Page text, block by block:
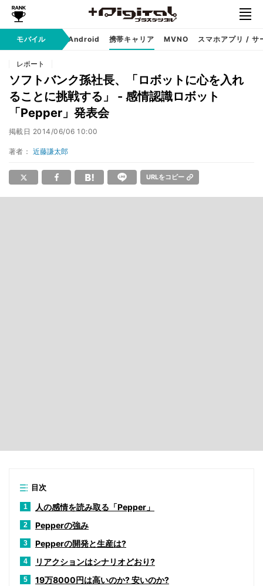
モバイル
iPhone Android 携帯キャリア MVNO スマホアプリ / サ
レポート
ソフトバンク孫社長、「ロボットに心を入れ
ることに挑戦する」 - 感情認識ロボット
「Pepper」発表会
掲載日 2014/06/06 10:00
著者： 近藤謙太郎
URLをコピー
目次
1 人の感情を読み取る「Pepper」
2 Pepperの強み
3 Pepperの開発と生産は?
4 リアクションはシナリオどおり?
5 19万8000円は高いのか? 安いのか?